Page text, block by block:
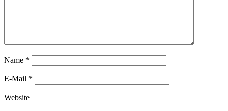
Name *
E-Mail *
Website